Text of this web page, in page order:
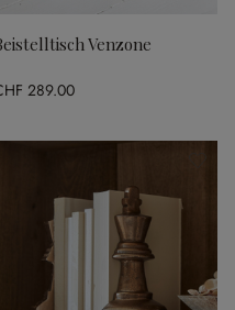
Venzone
289.00